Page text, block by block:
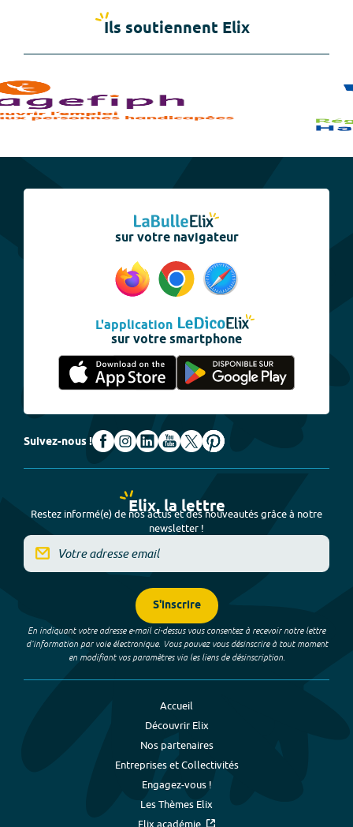
Ils soutiennent Elix
sur votre navigateur
L'application
sur votre smartphone
Suivez-nous !
Elix, la lettre
Restez informé(e) de nos actus et des nouveautés grâce à notre
newsletter !
S'inscrire
En indiquant votre adresse e-mail ci-dessus vous consentez à recevoir notre lettre
d’information par voie électronique. Vous pouvez vous désinscrire à tout moment
en modifiant vos paramètres via les liens de désinscription.
Accueil
Découvrir Elix
Nos partenaires
Entreprises et Collectivités
Engagez-vous !
Les Thèmes Elix
Elix académie